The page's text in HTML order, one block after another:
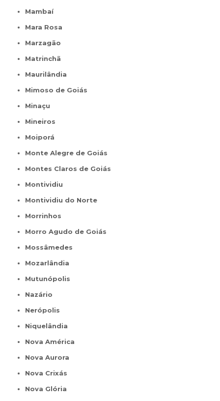
Mambaí
Mara Rosa
Marzagão
Matrinchã
Maurilândia
Mimoso de Goiás
Minaçu
Mineiros
Moiporá
Monte Alegre de Goiás
Montes Claros de Goiás
Montividiu
Montividiu do Norte
Morrinhos
Morro Agudo de Goiás
Mossâmedes
Mozarlândia
Mutunópolis
Nazário
Nerópolis
Niquelândia
Nova América
Nova Aurora
Nova Crixás
Nova Glória